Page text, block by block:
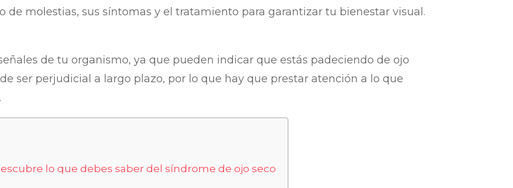
de molestias, sus síntomas y el tratamiento para garantizar tu bienestar visual.
de tu organismo, ya que pueden indicar que estás padeciendo de ojo
ser perjudicial a largo plazo, por lo que hay que prestar atención a lo que
lo que debes saber del síndrome de ojo seco